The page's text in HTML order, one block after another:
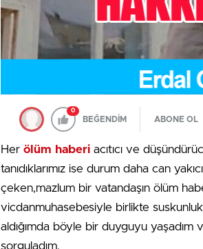
0
BEĞENDİM ABONE OL
Her ölüm haberi acıtıcı ve
tanıdıklarımız ise durum daha can
çeken,mazlum bir vatandaşın ölüm
vicdanmuhasebesiyle birlikte suskunluk
aldığımda böyle bir duyguyu yaşadım
sorguladım.